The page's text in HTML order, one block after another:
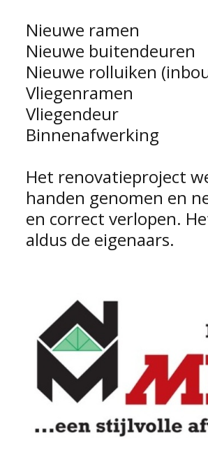
Nieuwe ramen
Nieuwe buitendeuren
Nieuwe rolluiken
Vliegenramen
Vliegendeur
Binnenafwerking
Het renovatieproject
handen genomen en
en correct verlopen.
aldus de eigenaars.